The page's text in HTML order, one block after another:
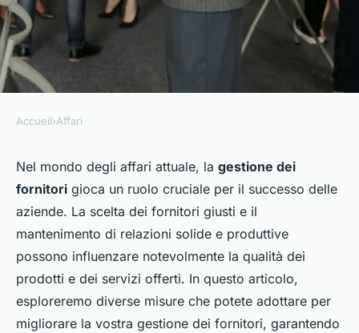
Quali misure posso adottare
per migliorare la gestione dei
fornitori?
Yanis•24 aprile 2025•5 min de lecture
Accueil›Affari
Nel mondo degli affari attuale, la gestione dei
fornitori gioca un ruolo cruciale per il successo delle
aziende. La scelta dei fornitori giusti e il
mantenimento di relazioni solide e produttive
possono influenzare notevolmente la qualità dei
prodotti e dei servizi offerti. In questo articolo,
esploreremo diverse misure che potete adottare per
migliorare la vostra gestione dei fornitori, garantendo